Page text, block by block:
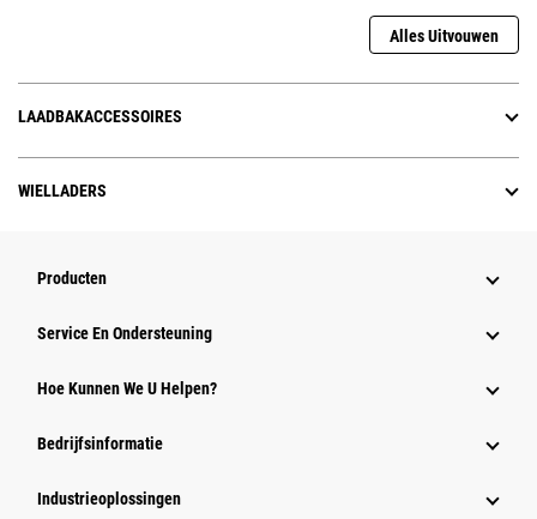
Alles Uitvouwen
LAADBAKACCESSOIRES
WIELLADERS
Producten
Service En Ondersteuning
Hoe Kunnen We U Helpen?
Bedrijfsinformatie
Industrieoplossingen